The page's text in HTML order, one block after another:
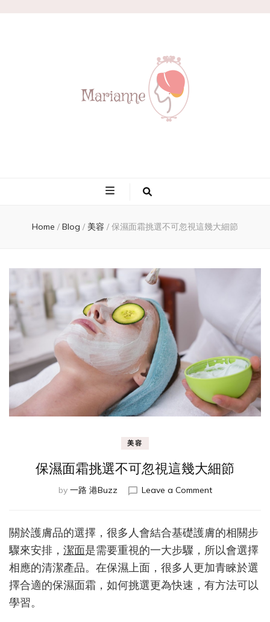
Marianne
Home / Blog / 美容 / 保濕面霜挑選不可忽視這幾大細節
美容
保濕面霜挑選不可忽視這幾大細節
by 一路 港Buzz Leave a Commenton
面
霜
挑
選
不
可
關於護膚品的選擇，很多人會結合基礎護膚的相關步
驟來安排， 潔面是需要重視的一大步驟，所以會選擇
相應的清潔產品。在保濕上面，很多人更加青睞於選
擇合適的保濕面霜，如何挑選更為快速，有方法可以
學習。